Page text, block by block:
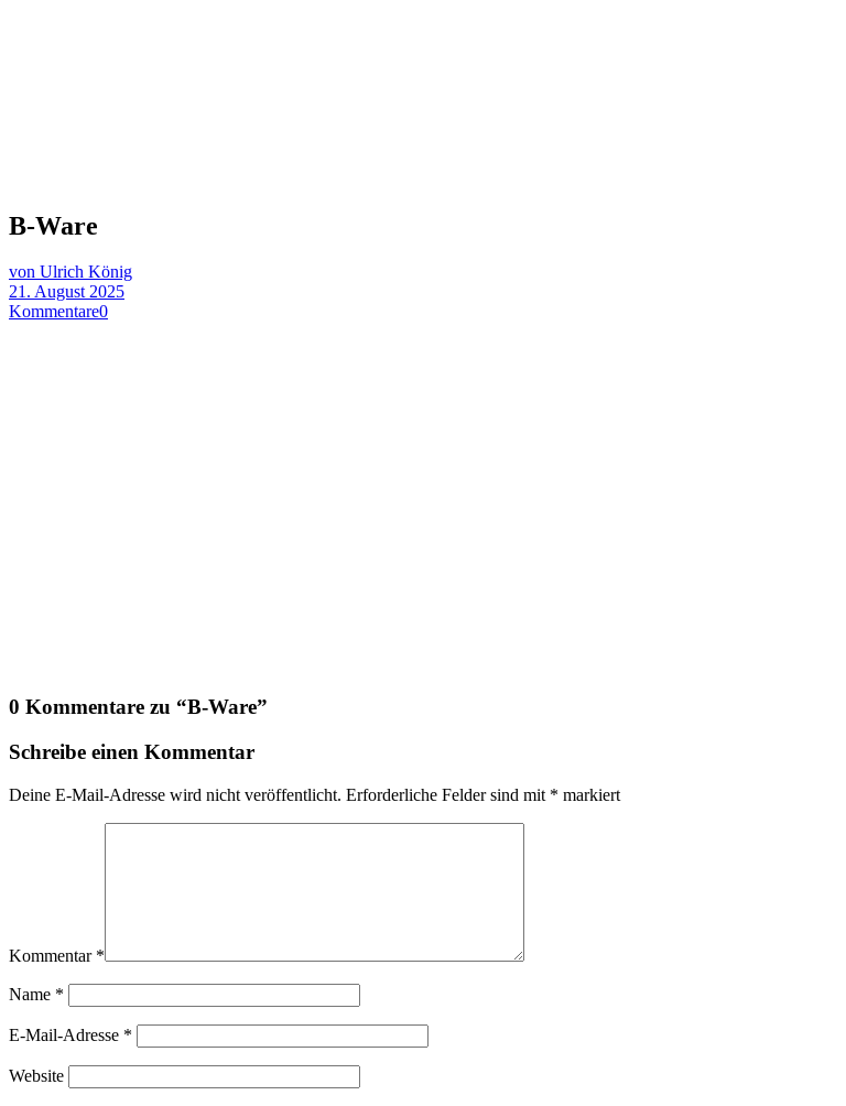
B-Ware
von Ulrich König
21. August 2025
Kommentare0
0 Kommentare zu “B-Ware”
Schreibe einen Kommentar
Deine E-Mail-Adresse wird nicht veröffentlicht. Erforderliche Felder sind mit * markiert
Kommentar *
Name *
E-Mail-Adresse *
Website